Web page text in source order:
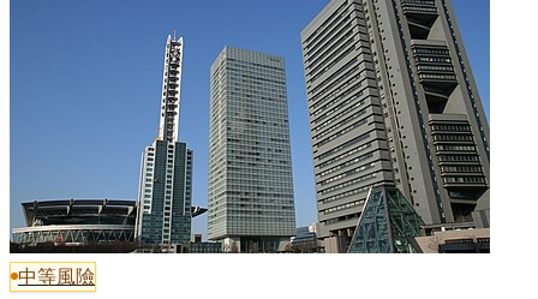
中等風險